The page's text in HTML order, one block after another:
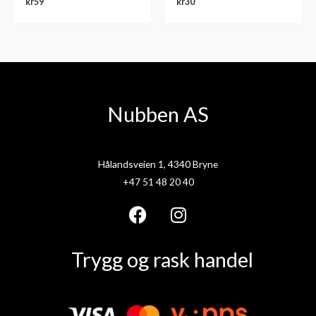
Nubben AS
Hålandsveien 1, 4340 Bryne
+47 51 48 20 40
F
c
b
I
n
s
Trygg og rask handel